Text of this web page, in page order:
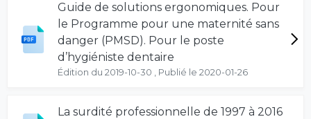
Guide de solutions ergonomiques. Pour
le Programme pour une maternité sans
danger (PMSD). Pour le poste
d’hygiéniste dentaire
Édition du 2019-10-30 , Publié le 2020-01-26
La surdité professionnelle de 1997 à 2016